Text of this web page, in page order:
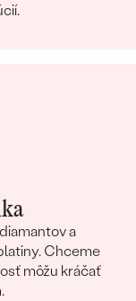
a
Chceme
môžu kráčať